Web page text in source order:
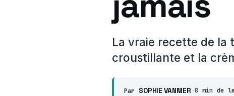
La vraie recette de la
croustillante et la
Par SOPHIE VANNIER ·8 min de